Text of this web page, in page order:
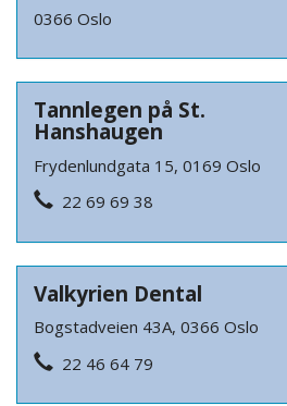
0366 Oslo
Tannlegen på St.
Hanshaugen
Frydenlundgata 15, 0169 Oslo
22 69 69 38
Valkyrien Dental
Bogstadveien 43A, 0366 Oslo
22 46 64 79